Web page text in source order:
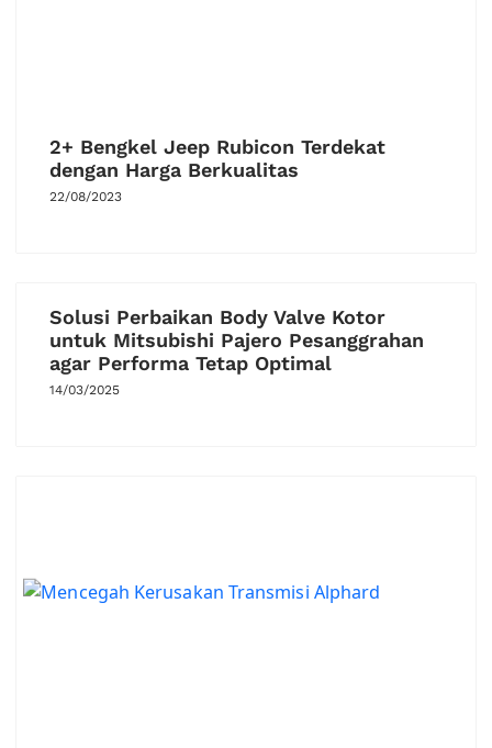
2+ Bengkel Jeep Rubicon Terdekat
dengan Harga Berkualitas
22/08/2023
Solusi Perbaikan Body Valve Kotor
untuk Mitsubishi Pajero Pesanggrahan
agar Performa Tetap Optimal
14/03/2025